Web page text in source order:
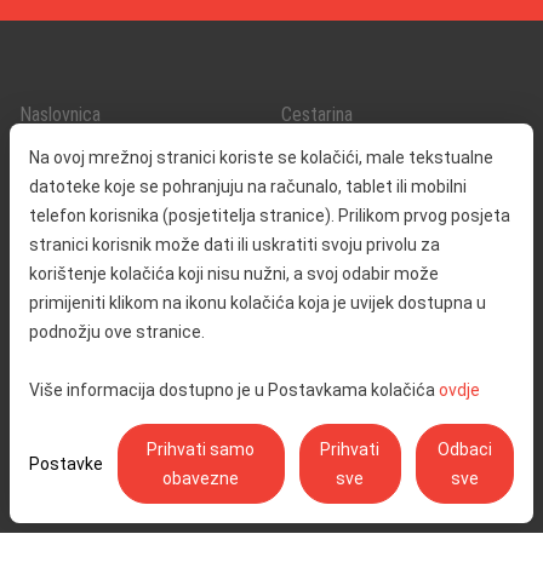
Na ovoj mrežnoj stranici koriste se kolačići, male tekstualne
datoteke koje se pohranjuju na računalo, tablet ili mobilni
telefon korisnika (posjetitelja stranice). Prilikom prvog posjeta
stranici korisnik može dati ili uskratiti svoju privolu za
korištenje kolačića koji nisu nužni, a svoj odabir može
primijeniti klikom na ikonu kolačića koja je uvijek dostupna u
podnožju ove stranice.
Više informacija dostupno je u Postavkama kolačića ovdje
Postavke
Prihvati samo
obavezne
Prihvati
sve
Odbaci
sve
Naslovnica
O nama
Kontakt
Cestarina
Promet i sigurnost
Servisne informacije
Reklamacija
Javna nabava
Odnosi s javnošću
Izjava o pristupačnosti
Postavke kolačića